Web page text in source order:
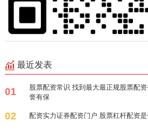
最近发表
01
股票配资常识 找到最大最正规股票配
誉有保
02 配资实力证券配资门户 股票杠杆配资